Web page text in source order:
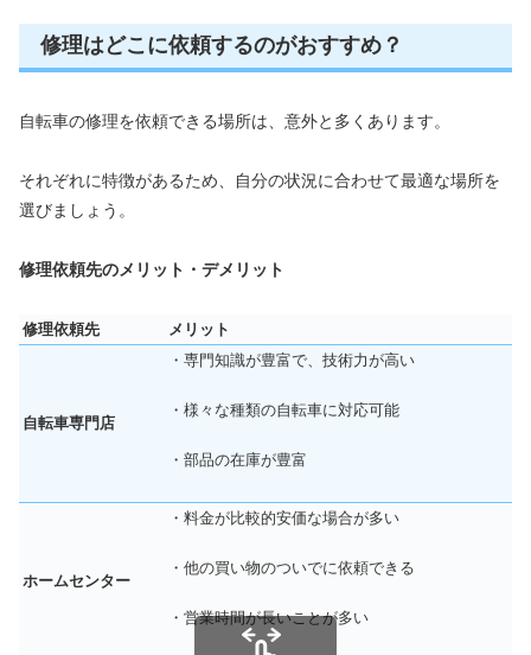
修理はどこに依頼するのがおすすめ？
自転車の修理を依頼できる場所は、意外と多くあります。
それぞれに特徴があるため、自分の状況に合わせて最適な場所を
選びましょう。
修理依頼先のメリット・デメリット
修理依頼先 メリット
自転車専門店
・専門知識が豊富で、技術力が高い
・様々な種類の自転車に対応可能
・部品の在庫が豊富
ホームセンター
・料金が比較的安価な場合が多い
・他の買い物のついでに依頼できる
・営業時間が長いことが多い